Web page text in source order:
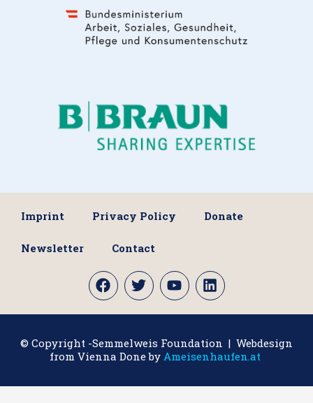
Imprint Privacy Policy Donate
Newsletter Contact
© Copyright -Semmelweis Foundation | Webdesign
from Vienna Done by Ameisenhaufen.at